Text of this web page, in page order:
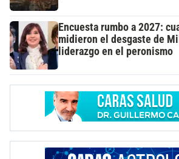
Encuesta rumbo a 2027:
midieron el desgaste de
liderazgo en el peronismo